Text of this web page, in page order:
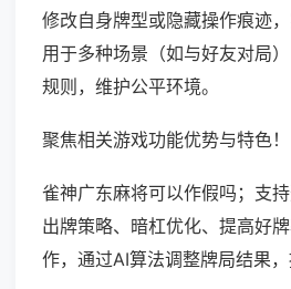
修改自身牌型或隐藏操作痕迹
用于多种场景（如与好友对局
规则，维护公平环境。
聚焦相关游戏功能优势与特色！
雀神广东麻将可以作假吗；支
出牌策略、暗杠优化、提高好
作，通过AI算法调整牌局结果，